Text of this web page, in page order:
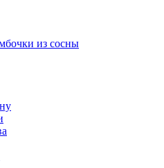
из сосны